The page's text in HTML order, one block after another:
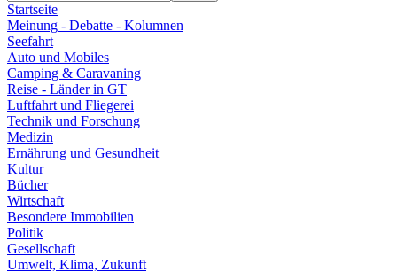
Startseite
Meinung - Debatte - Kolumnen
Seefahrt
Auto und Mobiles
Camping & Caravaning
Reise - Länder in GT
Luftfahrt und Fliegerei
Technik und Forschung
Medizin
Ernährung und Gesundheit
Kultur
Bücher
Wirtschaft
Besondere Immobilien
Politik
Gesellschaft
Umwelt, Klima, Zukunft